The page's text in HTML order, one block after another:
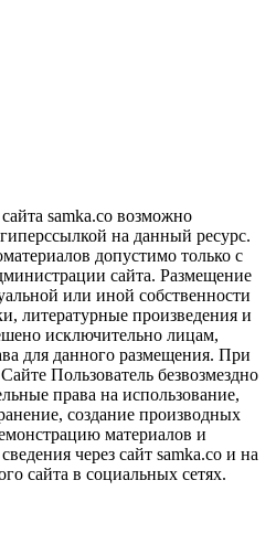
samka.co возможно
на данный ресурс.
допустимо только с
сайта. Размещение
или иной собственности
литературные произведения и
исключительно лицам,
для данного размещения. При
Пользователь безвозмездно
права на использование,
создание производных
материалов и
через сайт samka.co и на
сайта в социальных сетях.